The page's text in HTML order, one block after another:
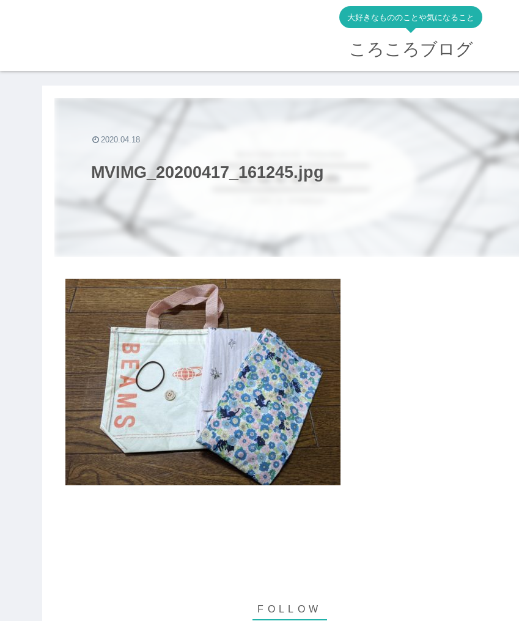
大好きなもののことや気になること
ころころブログ
MVIMG_20200417_161245.jpg
2020.04.18